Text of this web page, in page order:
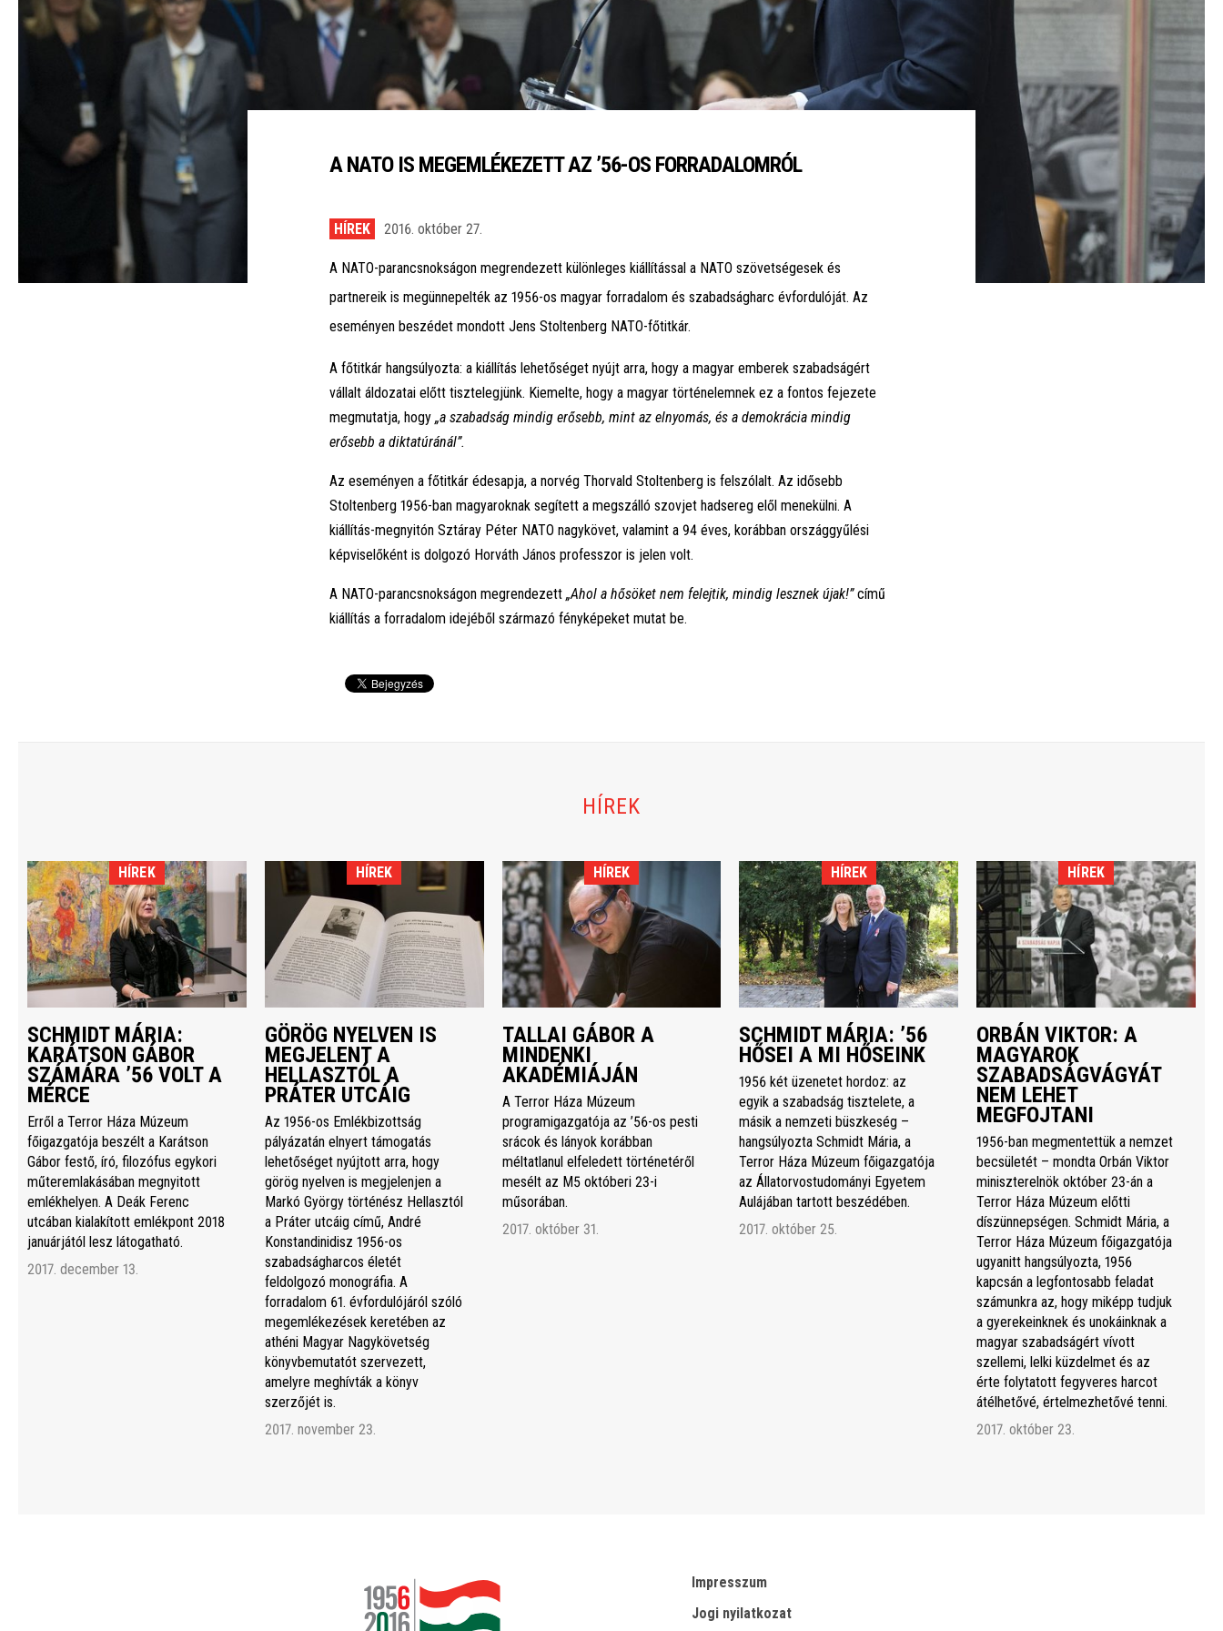
A NATO IS MEGEMLÉKEZETT AZ ’56-OS FORRADALOMRÓL
HÍREK 2016. október 27.
A NATO-parancsnokságon megrendezett különleges kiállítással a NATO szövetségesek és
partnereik is megünnepelték az 1956-os magyar forradalom és szabadságharc évfordulóját. Az
eseményen beszédet mondott Jens Stoltenberg NATO-főtitkár.
A főtitkár hangsúlyozta: a kiállítás lehetőséget nyújt arra, hogy a magyar emberek szabadságért
vállalt áldozatai előtt tisztelegjünk. Kiemelte, hogy a magyar történelemnek ez a fontos fejezete
megmutatja, hogy „a szabadság mindig erősebb, mint az elnyomás, és a demokrácia mindig
erősebb a diktatúránál”.
Az eseményen a főtitkár édesapja, a norvég Thorvald Stoltenberg is felszólalt. Az idősebb
Stoltenberg 1956-ban magyaroknak segített a megszálló szovjet hadsereg elől menekülni. A
kiállítás-megnyitón Sztáray Péter NATO nagykövet, valamint a 94 éves, korábban országgyűlési
képviselőként is dolgozó Horváth János professzor is jelen volt.
A NATO-parancsnokságon megrendezett „Ahol a hősöket nem felejtik, mindig lesznek újak!”című
kiállítás a forradalom idejéből származó fényképeket mutat be.
HÍREK
HÍREK
SCHMIDT MÁRIA:
KARÁTSON GÁBOR
SZÁMÁRA ’56 VOLT A
MÉRCE
Erről a Terror Háza Múzeum
főigazgatója beszélt a Karátson
Gábor festő, író, filozófus egykori
műteremlakásában megnyitott
emlékhelyen. A Deák Ferenc
utcában kialakított emlékpont 2018
januárjától lesz látogatható.
2017. december 13.
HÍREK
GÖRÖG NYELVEN IS
MEGJELENT A
HELLASZTÓL A
PRÁTER UTCÁIG
Az 1956-os Emlékbizottság
pályázatán elnyert támogatás
lehetőséget nyújtott arra, hogy
görög nyelven is megjelenjen a
Markó György történész Hellasztól
a Práter utcáig című, André
Konstandinidisz 1956-os
szabadságharcos életét
feldolgozó monográfia. A
forradalom 61. évfordulójáról szóló
megemlékezések keretében az
athéni Magyar Nagykövetség
könyvbemutatót szervezett,
amelyre meghívták a könyv
szerzőjét is.
2017. november 23.
HÍREK
TALLAI GÁBOR A
MINDENKI
AKADÉMIÁJÁN
A Terror Háza Múzeum
programigazgatója az ’56-os pesti
srácok és lányok korábban
méltatlanul elfeledett történetéről
mesélt az M5 októberi 23-i
műsorában.
2017. október 31.
HÍREK
SCHMIDT MÁRIA: ’56
HŐSEI A MI HŐSEINK
1956 két üzenetet hordoz: az
egyik a szabadság tisztelete, a
másik a nemzeti büszkeség –
hangsúlyozta Schmidt Mária, a
Terror Háza Múzeum főigazgatója
az Állatorvostudományi Egyetem
Aulájában tartott beszédében.
2017. október 25.
HÍREK
ORBÁN VIKTOR: A
MAGYAROK
SZABADSÁGVÁGYÁT
NEM LEHET
MEGFOJTANI
1956-ban megmentettük a nemzet
becsületét – mondta Orbán Viktor
miniszterelnök október 23-án a
Terror Háza Múzeum előtti
díszünnepségen. Schmidt Mária, a
Terror Háza Múzeum főigazgatója
ugyanitt hangsúlyozta, 1956
kapcsán a legfontosabb feladat
számunkra az, hogy miképp tudjuk
a gyerekeinknek és unokáinknak a
magyar szabadságért vívott
szellemi, lelki küzdelmet és az
érte folytatott fegyveres harcot
átélhetővé, értelmezhetővé tenni.
2017. október 23.
Impresszum
Jogi nyilatkozat